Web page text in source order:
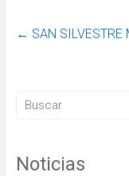
← SAN
Noticias